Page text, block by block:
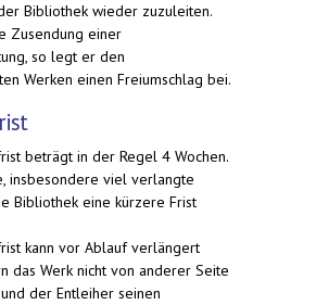
Bibliothek wieder zuzuleiten.
Zusendung einer
so legt er den
Werken einen Freiumschlag bei.
beträgt in der Regel 4 Wochen.
insbesondere viel verlangte
Bibliothek eine kürzere Frist
kann vor Ablauf verlängert
das Werk nicht von anderer Seite
der Entleiher seinen